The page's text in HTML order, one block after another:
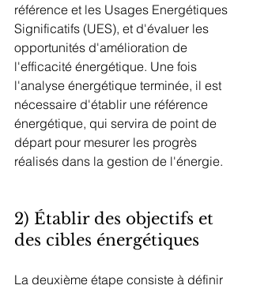
référence et les Usages Energétiques
Significatifs (UES), et d'évaluer les
opportunités d'amélioration de
l'efficacité énergétique. Une fois
l'analyse énergétique terminée, il est
nécessaire d'établir une référence
énergétique, qui servira de point de
départ pour mesurer les progrès
réalisés dans la gestion de l'énergie.
2) Établir des objectifs et
des cibles énergétiques
La deuxième étape consiste à définir